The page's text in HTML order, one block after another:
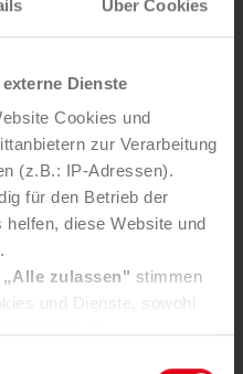
Über Cookies
Dienste
Cookies und
zur Verarbeitung
(z.B.: IP-Adressen).
für den Betrieb der
diese Website und
„Alle zulassen" stimmen
und Dienste, sowohl